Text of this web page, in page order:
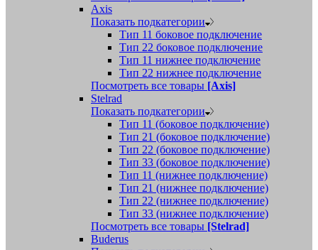
Axis
Показать подкатегории
Тип 11 боковое подключение
Тип 22 боковое подключение
Тип 11 нижнее подключение
Тип 22 нижнее подключение
Посмотреть все товары [Axis]
Stelrad
Показать подкатегории
Tип 11 (боковое подключение)
Тип 21 (боковое подключение)
Тип 22 (боковое подключение)
Тип 33 (боковое подключение)
Тип 11 (нижнее подключение)
Тип 21 (нижнее подключение)
Тип 22 (нижнее подключение)
Тип 33 (нижнее подключение)
Посмотреть все товары [Stelrad]
Buderus